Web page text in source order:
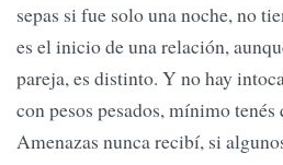
sepas si fue solo una noche, no
es el inicio de una relación,
pareja, es distinto. Y no hay
con pesos pesados, mínimo
Amenazas nunca recibí, si